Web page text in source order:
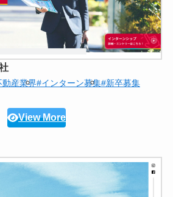
動産業界#インターン募集#新卒募集
View More